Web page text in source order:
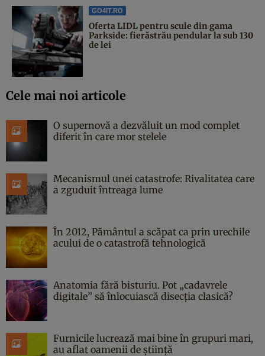
GO4IT.RO
Oferta LIDL pentru scule din gama
Parkside: fierăstrău pendular la sub 130
de lei
Cele mai noi articole
O supernovă a dezvăluit un mod complet
diferit în care mor stelele
Mecanismul unei catastrofe: Rivalitatea care
a zguduit întreaga lume
În 2012, Pământul a scăpat ca prin urechile
acului de o catastrofă tehnologică
Anatomia fără bisturiu. Pot „cadavrele
digitale” să înlocuiască disecția clasică?
Furnicile lucrează mai bine în grupuri mari,
au aflat oamenii de știință